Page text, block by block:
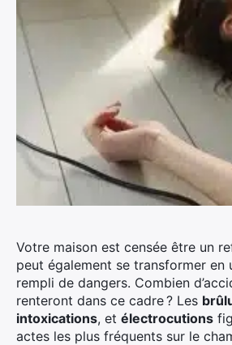
Votre maison est censée être un
peut également se transformer en
rempli de dangers. Combien
renteront dans ce cadre ? Les
intoxications, et électrocutions
actes les plus fréquents sur le